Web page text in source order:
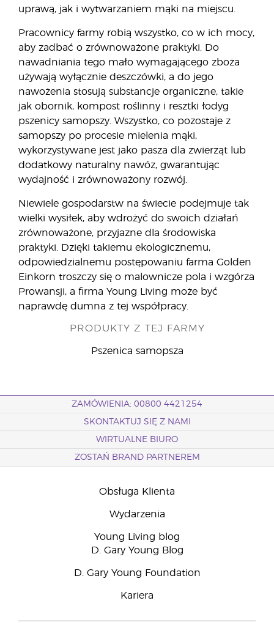
uprawą, jak i wytwarzaniem mąki na miejscu.
Pracownicy farmy robią wszystko, co w ich mocy,
aby zadbać o zrównoważone praktyki. Do
nawadniania tego mało wymagającego zboża
używają wyłącznie deszczówki, a do jego
nawożenia stosują substancje organiczne, takie
jak obornik, kompost roślinny i resztki łodyg
pszenicy samopszy. Wszystko, co pozostaje z
samopszy po procesie mielenia mąki,
wykorzystywane jest jako pasza dla zwierząt lub
dodatkowy naturalny nawóz, gwarantując
wydajność i zrównoważony rozwój.
Niewiele gospodarstw na świecie podejmuje tak
wielki wysiłek, aby wdrożyć do swoich działań
zrównoważone, przyjazne dla środowiska
praktyki. Dzięki takiemu ekologicznemu,
odpowiedzialnemu postępowaniu farma Golden
Einkorn troszczy się o malownicze pola i wzgórza
Prowansji, a firma Young Living może być
naprawdę dumna z tej współpracy.
PRODUKTY Z TEJ FARMY
Pszenica samopsza
ZAMÓWIENIA: 00800 4421254
SKONTAKTUJ SIĘ Z NAMI
WIRTUALNE BIURO
ZOSTAŃ BRAND PARTNEREM
Obsługa Klienta
Wydarzenia
Young Living blog
D. Gary Young Blog
D. Gary Young Foundation
Kariera